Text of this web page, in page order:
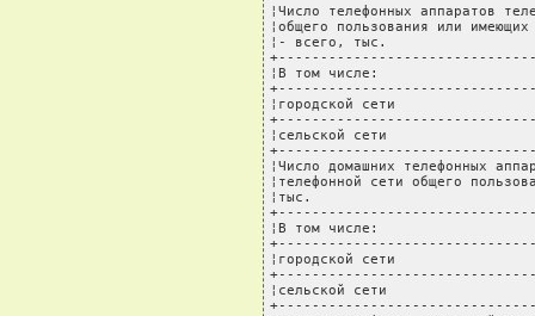
¦Число телефонных аппаратов
¦общего пользования или
¦- всего, тыс.
¦В том числе:
¦городской сети
¦сельской сети
¦Число домашних телефонных
¦телефонной сети общего
¦тыс.
¦В том числе:
¦городской сети
¦сельской сети